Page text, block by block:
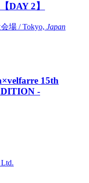
DAY 2】
場 / Tokyo, Japan
15th
-
Ltd.